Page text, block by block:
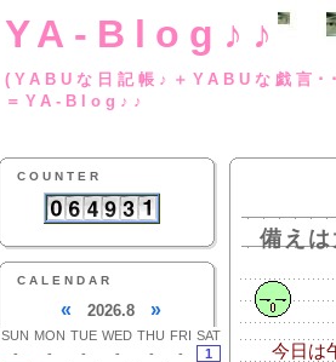
YA-Blog♪♪
(YABUな日記帳♪
＝YA-Blog♪♪
COUNTER
CALENDAR
« 2026.8 »
SUN MON TUE WED THU FRI SAT
-
- - - - -
1
備え
今日は